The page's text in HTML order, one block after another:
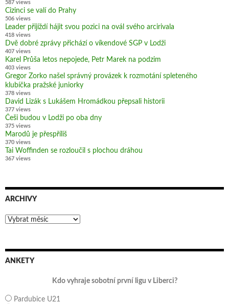
587 views
Cizinci se valí do Prahy
506 views
Leader přijíždí hájit svou pozici na ovál svého arcirivala
418 views
Dvě dobré zprávy přichází o víkendové SGP v Lodži
407 views
Karel Průša letos nepojede, Petr Marek na podzim
403 views
Gregor Zorko našel správný provázek k rozmotání spleteného
klubíčka pražské juniorky
378 views
David Lizák s Lukášem Hromádkou přepsali historii
377 views
Češi budou v Lodži po oba dny
375 views
Marodů je přespříliš
370 views
Tai Woffinden se rozloučil s plochou dráhou
367 views
ARCHIVY
Archivy
ANKETY
Kdo vyhraje sobotní první ligu v Liberci?
Pardubice U21